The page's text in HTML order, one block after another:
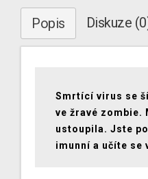
Popis Diskuze
Smrtící virus se
ve žravé zombie.
ustoupila. Jste
imunní a učíte se